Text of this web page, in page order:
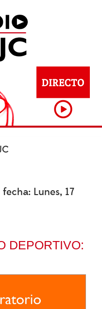
Lunes, 17
DEPORTIVO: